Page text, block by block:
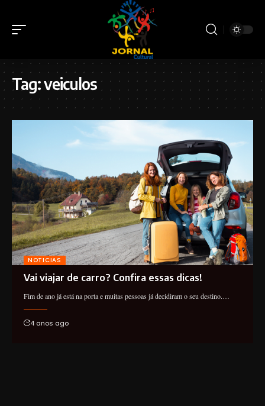
Tag:veiculos
NOTICIAS
Vai viajar de carro? Confira essas dicas!
Fim de ano já está na porta e muitas pessoas já decidiram o seu destino.…
4 anos ago